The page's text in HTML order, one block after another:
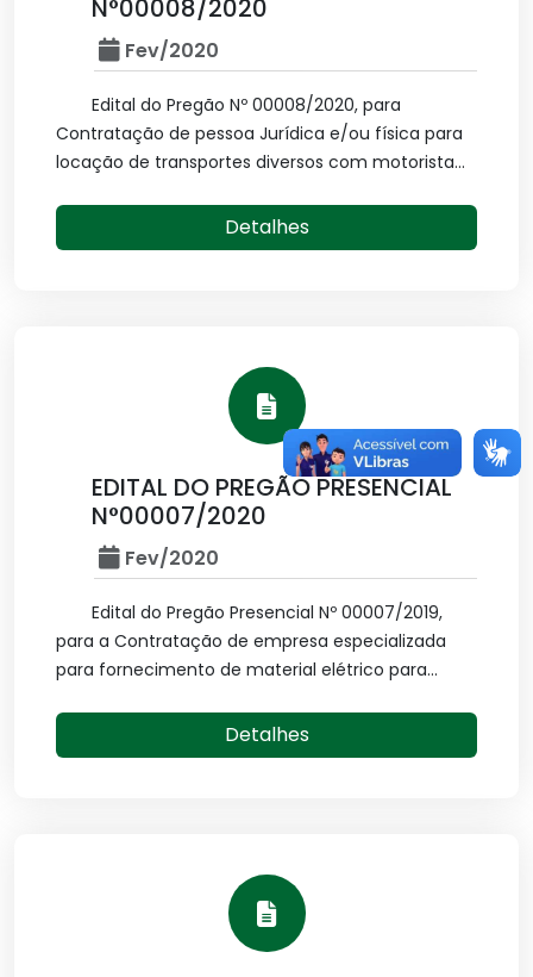
N°00008/2020
Fev/2020
Edital do Pregão Nº 00008/2020, para
Contratação de pessoa Jurídica e/ou física para
locação de transportes diversos com motorista...
Detalhes
EDITAL DO PREGÃO PRESENCIAL
N°00007/2020
Fev/2020
Edital do Pregão Presencial Nº 00007/2019,
para a Contratação de empresa especializada
para fornecimento de material elétrico para...
Detalhes